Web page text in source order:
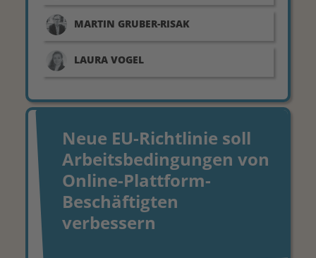
MARTIN GRUBER-RISAK
LAURA VOGEL
Neue EU-Richtlinie soll
Arbeitsbedingungen von
Online-Plattform-
Beschäftigten
verbessern